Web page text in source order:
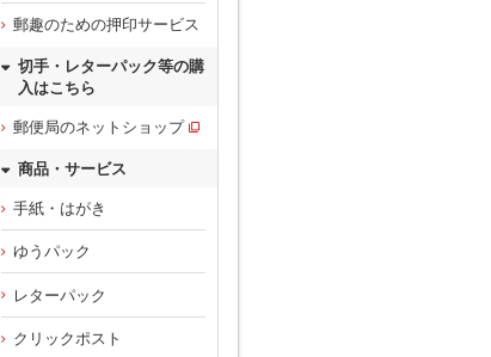
郵趣のための押印サービス
切手・レターパック等の購
入はこちら
郵便局のネットショップ
商品・サービス
手紙・はがき
ゆうパック
レターパック
クリックポスト